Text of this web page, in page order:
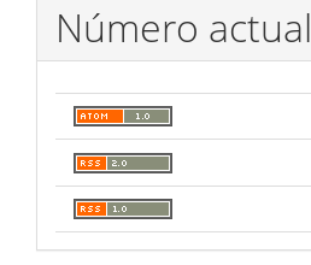
Número actual